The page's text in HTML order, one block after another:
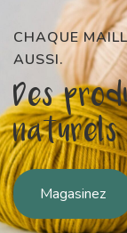
CHAQUE
AUSSI.
Des
naturels
Magasinez